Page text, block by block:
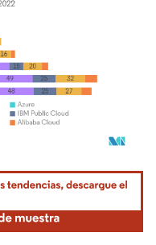
atribución según CC BY 4.0.